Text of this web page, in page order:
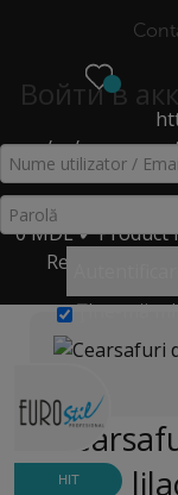
Войти в
Ţine-mă
/ro/
https://loial.md/
0MDL✔ Product
Remove
Echipamente
Cearsafuri
HIT